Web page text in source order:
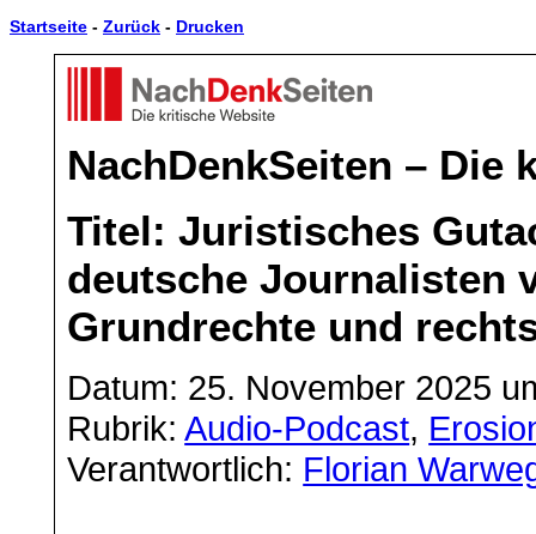
Startseite - Zurück - Drucken
NachDenkSeiten – Die
Titel: Juristisches
deutsche Journalisten
Grundrechte und
Datum: 25. November 2025
Rubrik:Audio-Podcast,
Verantwortlich: Florian